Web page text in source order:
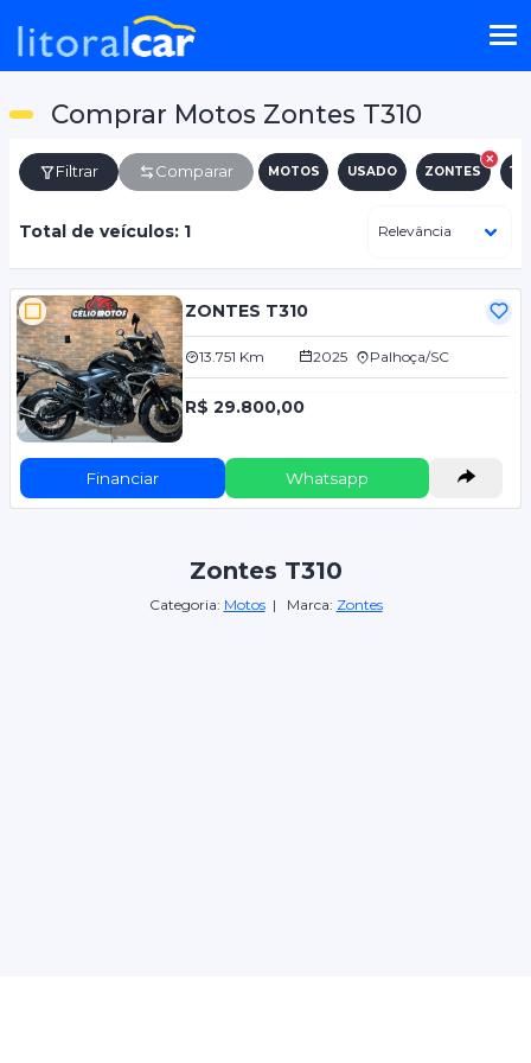
Comprar Motos Zontes T310
Filtrar Comparar MOTOS USADO ZONTES
Total de veículos: 1
ZONTES T310
13.751 Km 2025 Palhoça/SC
R$ 29.800,00
Financiar Whatsapp
Zontes T310
Categoria: Motos| Marca: Zontes